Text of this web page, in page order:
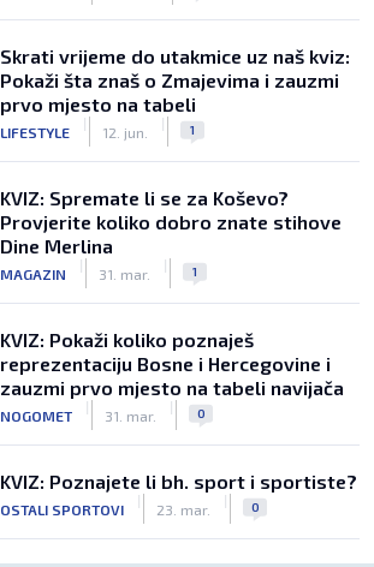
Skrati vrijeme do utakmice uz naš kviz:
Pokaži šta znaš o Zmajevima i zauzmi
prvo mjesto na tabeli
LIFESTYLE
|
12. jun.
| 1
KVIZ: Spremate li se za Koševo?
Provjerite koliko dobro znate stihove
Dine Merlina
MAGAZIN
|
31. mar.
| 1
KVIZ: Pokaži koliko poznaješ
reprezentaciju Bosne i Hercegovine i
zauzmi prvo mjesto na tabeli navijača
NOGOMET
|
31. mar.
| 0
KVIZ: Poznajete li bh. sport i sportiste?
OSTALI SPORTOVI
|
23. mar.
| 0